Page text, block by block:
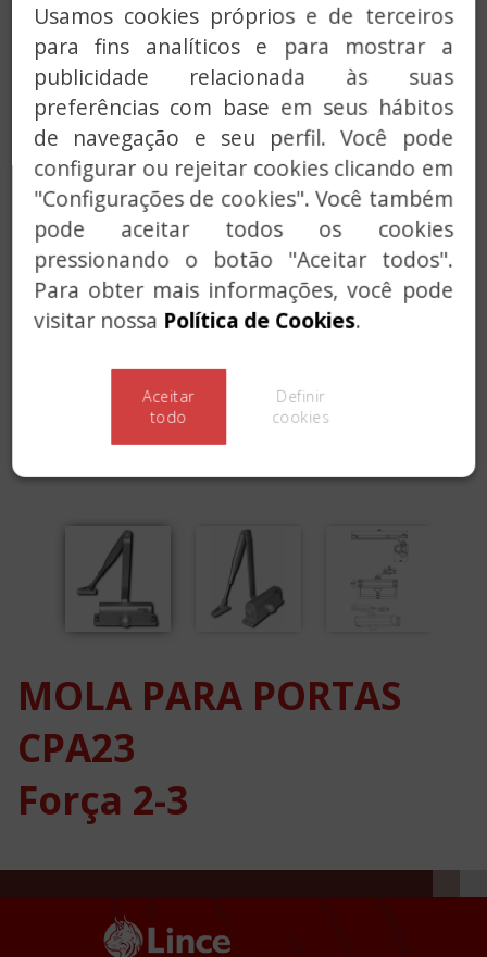
SERVIÇO CHAVES
SOLUÇÕES PERSONALIZADAS
Previous Next
MOLA PARA PORTAS
CPA23
Força 2-3
Usamos cookies próprios e de terceiros
para fins analíticos e para mostrar a
publicidade relacionada às suas
preferências com base em seus hábitos
de navegação e seu perfil. Você pode
configurar ou rejeitar cookies clicando em
"Configurações de cookies". Você também
pode aceitar todos os cookies
pressionando o botão "Aceitar todos".
Para obter mais informações, você pode
visitar nossa Política de Cookies.
Aceitar
todo
Definir
cookies